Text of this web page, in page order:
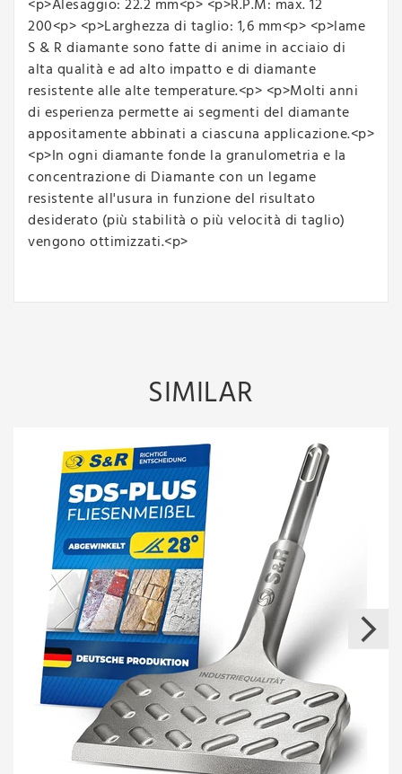
<p>Alesaggio: 22.2 mm<p> <p>R.P.M: max. 12
200<p> <p>Larghezza di taglio: 1,6 mm<p> <p>lame
S & R diamante sono fatte di anime in acciaio di
alta qualità e ad alto impatto e di diamante
resistente alle alte temperature.<p> <p>Molti anni
di esperienza permette ai segmenti del diamante
appositamente abbinati a ciascuna applicazione.<p>
<p>In ogni diamante fonde la granulometria e la
concentrazione di Diamante con un legame
resistente all'usura in funzione del risultato
desiderato (più stabilità o più velocità di taglio)
vengono ottimizzati.<p>
SIMILAR